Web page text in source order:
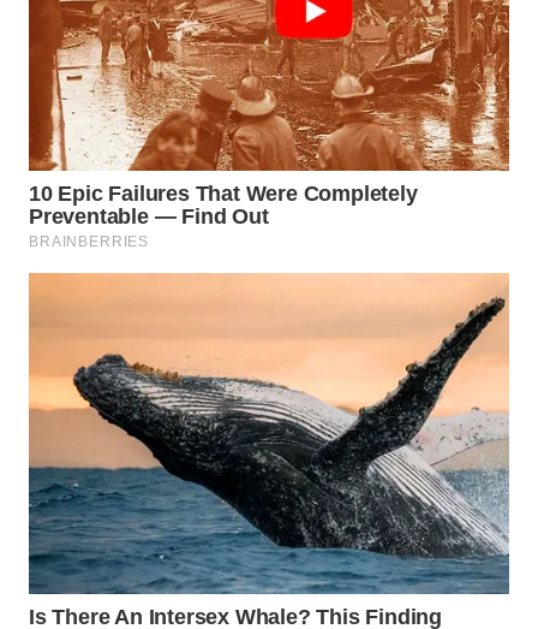
WN
SUMEDANG
WN
CIANJUR
WN
KEPULAUAN
SERIBU
WN
BINJAI
WN
CIREBON
WN
INDRAMAYU